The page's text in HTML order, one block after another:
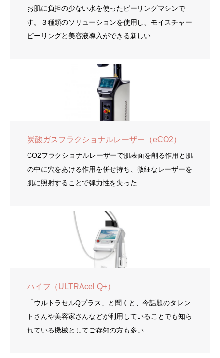
お肌に負担の少ない水を使ったピーリングマシンで
す。３種類のソリューションを使用し、モイスチャー
ピーリングと美容液導入ができる新しい…
炭酸ガスフラクショナルレーザー（eCO2）
CO2フラクショナルレーザーで肌表面を削る作用と肌
の中に穴をあける作用を併せ持ち、微細なレーザーを
肌に照射することで弾力性を失った…
ハイフ（ULTRAcel Q+）
「ウルトラセルQプラス」と聞くと、今話題のタレン
トさんや美容家さんなどが利用していることでも知ら
れている機械としてご存知の方も多い…